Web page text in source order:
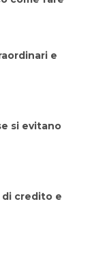
e
si evitano
di credito e